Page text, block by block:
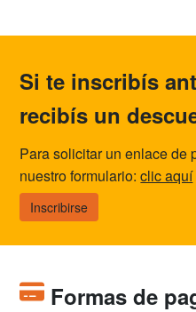
Si te inscribís
recibís un
Para solicitar un enlace de
nuestro formulario:clic aquí
Inscribirse
Formas de